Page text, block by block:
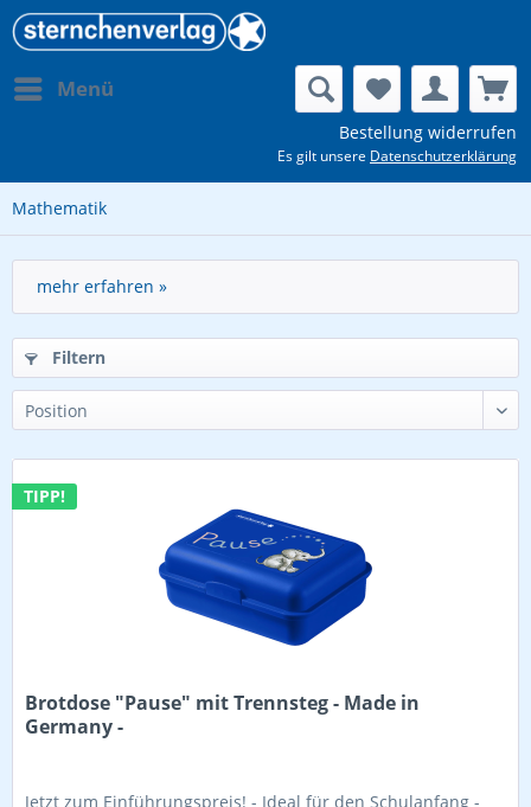
Menü
Bestellung widerrufen
Es gilt unsere Datenschutzerklärung
Mathematik
mehr erfahren »
Filtern
TIPP!
Brotdose "Pause" mit Trennsteg - Made in
Germany -
Jetzt zum Einführungspreis! - Ideal für den Schulanfang -